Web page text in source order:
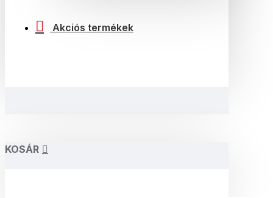
Akciós termékek
KOSÁR